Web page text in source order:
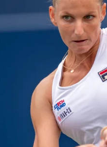
Curling
Dostihy
Golf
Gymnastika